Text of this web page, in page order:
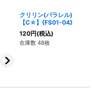
クリリン(パラレル)
【C☆】{FS01-04}
120円(税込)
在庫数 48枚